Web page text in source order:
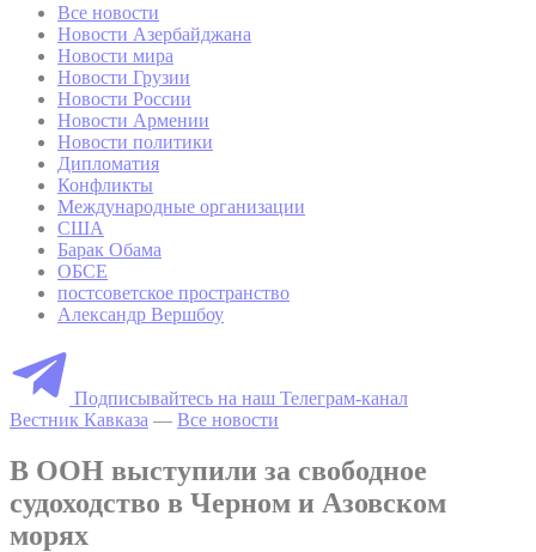
Все новости
Новости Азербайджана
Новости мира
Новости Грузии
Новости России
Новости Армении
Новости политики
Дипломатия
Конфликты
Международные организации
США
Барак Обама
ОБСЕ
постсоветское пространство
Александр Вершбоу
Подписывайтесь на наш Телеграм-канал
Вестник Кавказа — Все новости
В ООН выступили за свободное
судоходство в Черном и Азовском
морях